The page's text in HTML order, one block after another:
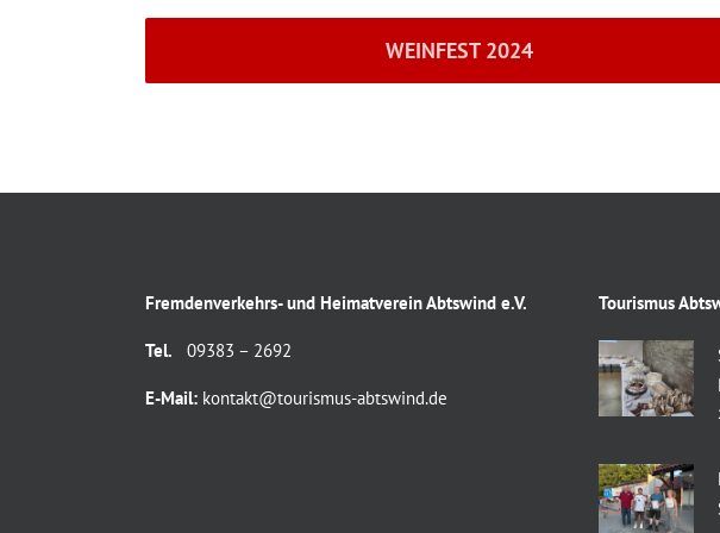
WEINFEST 2024
Fremdenverkehrs- und Heimatverein Abtswind e.V.
Tel. 09383 – 2692
E-Mail: kontakt@tourismus-abtswind.de
Tourismus